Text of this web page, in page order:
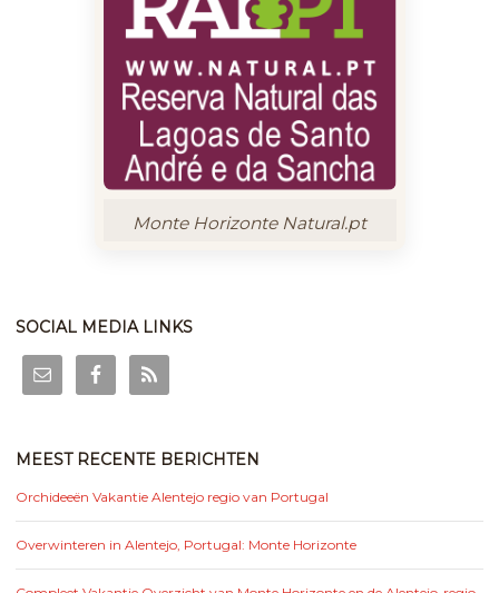
Monte Horizonte Natural.pt
SOCIAL MEDIA LINKS
MEEST RECENTE BERICHTEN
Orchideeën Vakantie Alentejo regio van Portugal
Overwinteren in Alentejo, Portugal: Monte Horizonte